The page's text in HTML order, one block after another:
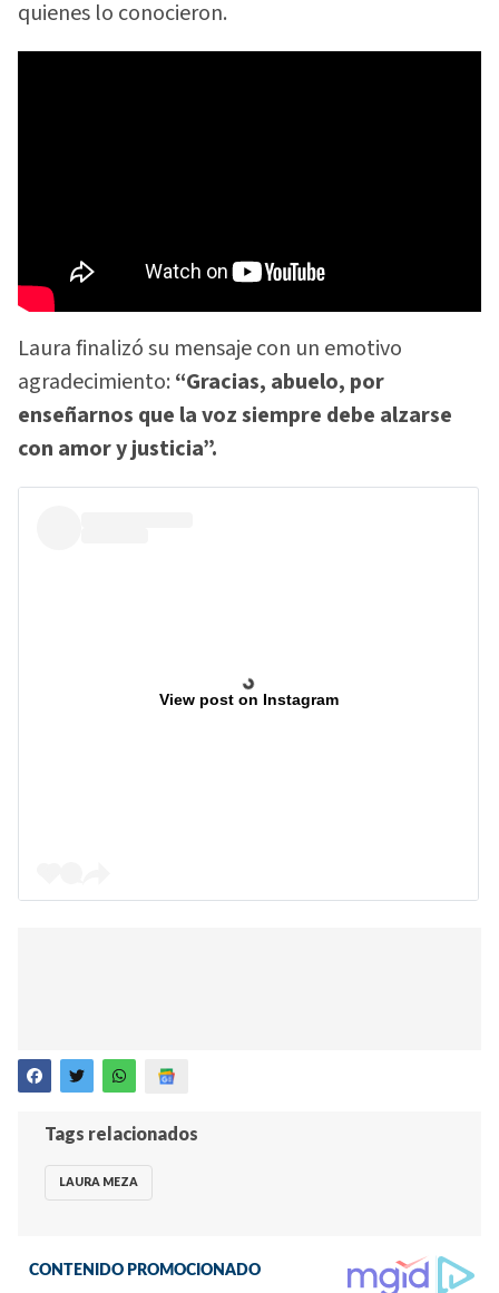
quienes lo conocieron.
Laura finalizó su mensaje con un emotivo
agradecimiento: “Gracias, abuelo, por
enseñarnos que la voz siempre debe alzarse
con amor y justicia”.
View post on Instagram
Tags relacionados
LAURA MEZA